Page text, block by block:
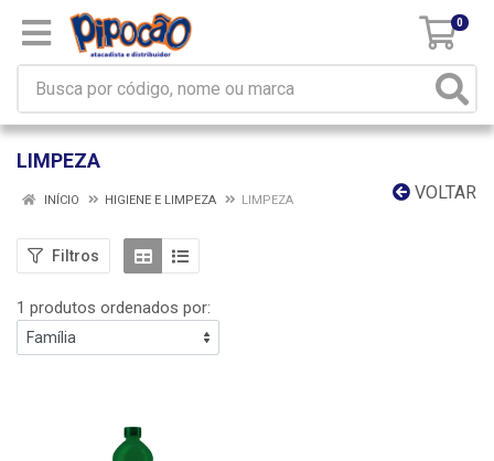
0
LIMPEZA
VOLTAR
INÍCIO HIGIENE E LIMPEZA LIMPEZA
Filtros
1 produtos ordenados por: